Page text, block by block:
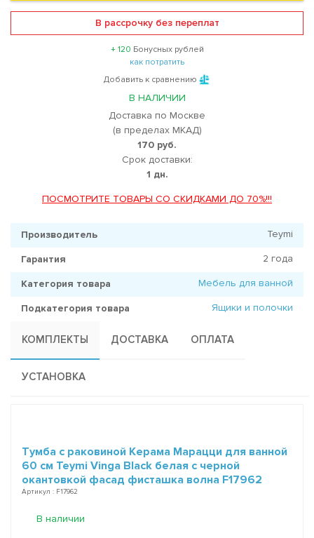
В рассрочку без переплат
+ 120 Бонусных рублей
как потратить
Добавить к сравнению
В НАЛИЧИИ
Доставка по Москве
(в пределах МКАД)
170 руб.
Срок доставки:
1 дн.
ПОСМОТРИТЕ ТОВАРЫ СО СКИДКАМИ ДО 70%!!!
Производитель Teymi
Гарантия 2 года
Категория товара Мебель для ванной
Подкатегория товара Ящики и полочки
КОМПЛЕКТЫ ДОСТАВКА ОПЛАТА
УСТАНОВКА
Тумба с раковиной Керама Марацци для ванной
60 см Teymi Vinga Black белая с черной
окантовкой фасад фисташка волна F17962
Артикул : F17962
В наличии